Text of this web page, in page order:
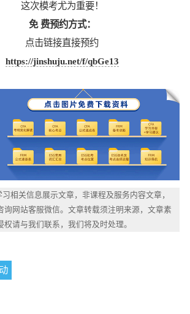
这次模考尤为重要！
免 费预约方式：
点击链接直接预约
https://jinshuju.net/f/qbGe13
相关信息展示文章，非课程及服务内容文章，
询网站客服微信。文章转载须注明来源，文章素
请与我们联系，我们将及时处理。